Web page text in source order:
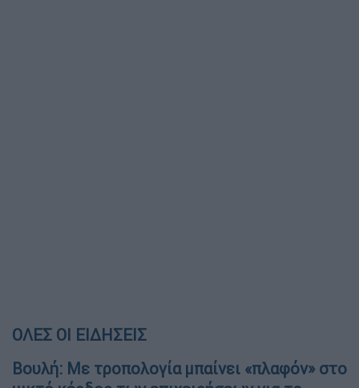
ΟΛΕΣ ΟΙ ΕΙΔΗΣΕΙΣ
Βουλή: Με τροπολογία μπαίνει «πλαφόν» στο